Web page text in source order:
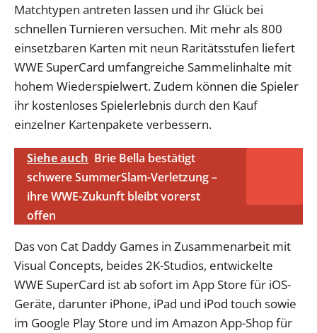
Matchtypen antreten lassen und ihr Glück bei
schnellen Turnieren versuchen. Mit mehr als 800
einsetzbaren Karten mit neun Raritätsstufen liefert
WWE SuperCard umfangreiche Sammelinhalte mit
hohem Wiederspielwert. Zudem können die Spieler
ihr kostenloses Spielerlebnis durch den Kauf
einzelner Kartenpakete verbessern.
Siehe auch Brie Bella bestätigt
schwere SummerSlam-Verletzung –
ihre WWE-Zukunft bleibt vorerst
offen
Das von Cat Daddy Games in Zusammenarbeit mit
Visual Concepts, beides 2K-Studios, entwickelte
WWE SuperCard ist ab sofort im App Store für iOS-
Geräte, darunter iPhone, iPad und iPod touch sowie
im Google Play Store und im Amazon App-Shop für